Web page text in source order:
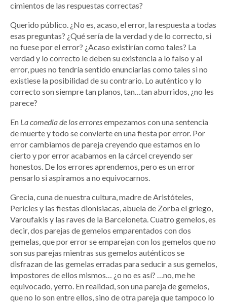
cimientos de las respuestas correctas?
Querido público. ¿No es, acaso, el error, la respuesta a todas
esas preguntas? ¿Qué sería de la verdad y de lo correcto, si
no fuese por el error? ¿Acaso existirían como tales? La
verdad y lo correcto le deben su existencia a lo falso y al
error, pues no tendría sentido enunciarlas como tales si no
existiese la posibilidad de su contrario. Lo auténtico y lo
correcto son siempre tan planos, tan…tan aburridos, ¿no les
parece?
En La comedia de los erroresempezamos con una sentencia
de muerte y todo se convierte en una fiesta por error. Por
error cambiamos de pareja creyendo que estamos en lo
cierto y por error acabamos en la cárcel creyendo ser
honestos. De los errores aprendemos, pero es un error
pensarlo si aspiramos a no equivocarnos.
Grecia, cuna de nuestra cultura, madre de Aristóteles,
Pericles y las fiestas dionisiacas, abuela de Zorba el griego,
Varoufakis y las raves de la Barceloneta. Cuatro gemelos, es
decir, dos parejas de gemelos emparentados con dos
gemelas, que por error se emparejan con los gemelos que no
son sus parejas mientras sus gemelos auténticos se
disfrazan de las gemelas erradas para seducir a sus gemelos,
impostores de ellos mismos… ¿o no es así? …no, me he
equivocado, yerro. En realidad, son una pareja de gemelos,
que no lo son entre ellos, sino de otra pareja que tampoco lo